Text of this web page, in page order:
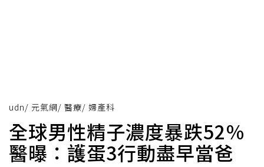
udn/ 元氣網/ 醫療/ 婦產科
全球男性精子濃度暴跌52％
醫曝：護蛋3行動盡早當爸